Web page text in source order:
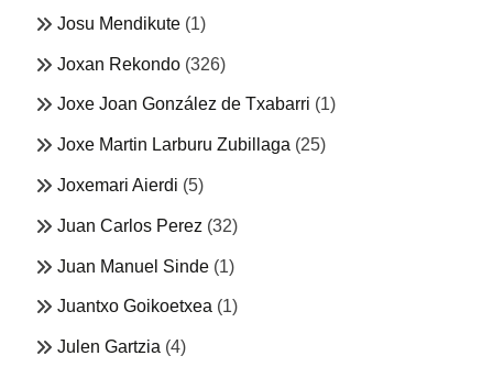
Josu Mendikute (1)
Joxan Rekondo (326)
Joxe Joan González de Txabarri (1)
Joxe Martin Larburu Zubillaga (25)
Joxemari Aierdi (5)
Juan Carlos Perez (32)
Juan Manuel Sinde (1)
Juantxo Goikoetxea (1)
Julen Gartzia (4)